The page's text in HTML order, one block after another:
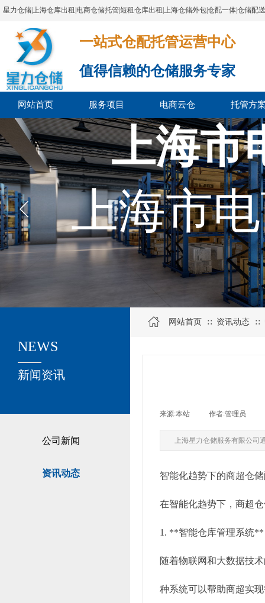
星力仓储|上海仓库出租|电商仓储托管|短租仓库出租|上海仓储外包|仓配一体|仓储配
一站式仓配托管运营中心​​​​​​​​​​​​​​​​​
值得信赖的仓储服务专家
网站首页 服务项目 电商云仓 托管方
上海市
上海市
公司新闻
资讯动态
关于我们
新闻资讯
NEWS
网站首页 ∷ 资讯动态 ∷
来源:本站 作者:管理员
上海星力仓储服务有限公
智能化趋势下的商超仓
在智能化趋势下，商超
1. **智能仓库管理系统**
随着物联网和大数据技
种系统可以帮助商超实